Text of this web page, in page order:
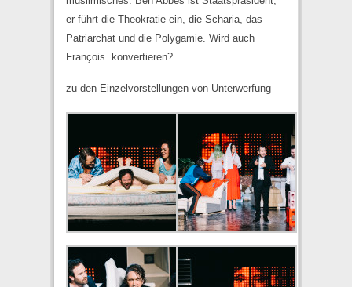
er führt die Theokratie ein, die Scharia, das
Patriarchat und die Polygamie. Wird auch
François konvertieren?
zu den Einzelvorstellungen von Unterwerfung